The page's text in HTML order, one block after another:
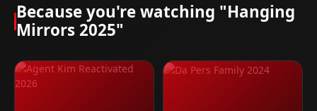
Because you're watching "Hanging
Mirrors 2025"